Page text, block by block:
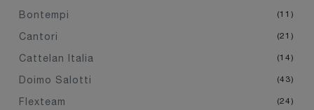
Bontempi 11
Cantori 21
Cattelan Italia 14
Doimo Salotti 43
Flexteam 24